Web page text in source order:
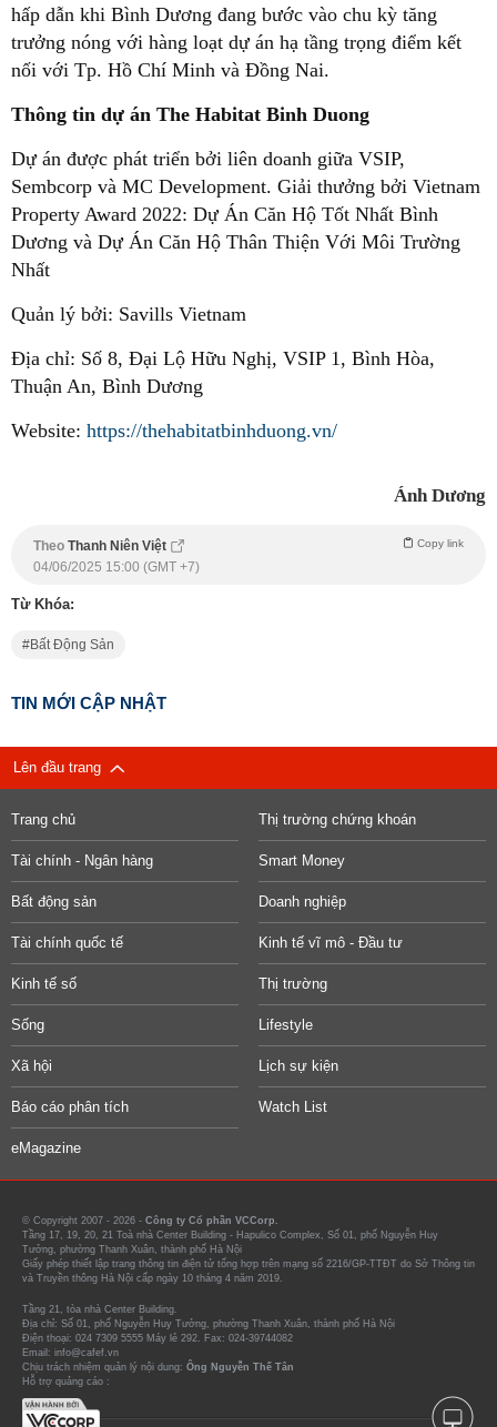
hấp dẫn khi Bình Dương đang bước vào chu kỳ tăng
trưởng nóng với hàng loạt dự án hạ tầng trọng điểm kết
nối với Tp. Hồ Chí Minh và Đồng Nai.
Thông tin dự án The Habitat Binh Duong
Dự án được phát triển bởi liên doanh giữa VSIP,
Sembcorp và MC Development. Giải thưởng bởi Vietnam
Property Award 2022: Dự Án Căn Hộ Tốt Nhất Bình
Dương và Dự Án Căn Hộ Thân Thiện Với Môi Trường
Nhất
Quản lý bởi: Savills Vietnam
Địa chỉ: Số 8, Đại Lộ Hữu Nghị, VSIP 1, Bình Hòa,
Thuận An, Bình Dương
Website: https://thehabitatbinhduong.vn/
Ánh Dương
Theo Thanh Niên Việt Copy link
04/06/2025 15:00 (GMT +7)
Từ Khóa:
Bất Động Sản
TIN MỚI CẬP NHẬT
Lên đầu trang
Trang chủ Thị trường chứng khoán
Tài chính - Ngân hàng Smart Money
Bất động sản Doanh nghiệp
Tài chính quốc tế Kinh tế vĩ mô - Đầu tư
Kinh tế số Thị trường
Sống Lifestyle
Xã hội Lịch sự kiện
Báo cáo phân tích Watch List
eMagazine
© Copyright 2007 - 2026 - Công ty Cổ phần VCCorp.
Tầng 17, 19, 20, 21 Toà nhà Center Building - Hapulico Complex, Số 01, phố Nguyễn Huy
Tưởng, phường Thanh Xuân, thành phố Hà Nội
Giấy phép thiết lập trang thông tin điện tử tổng hợp trên mạng số 2216/GP-TTĐT do Sở Thông tin
và Truyền thông Hà Nội cấp ngày 10 tháng 4 năm 2019.
Tầng 21, tòa nhà Center Building.
Địa chỉ: Số 01, phố Nguyễn Huy Tưởng, phường Thanh Xuân, thành phố Hà Nội
Điện thoại: 024 7309 5555 Máy lẻ 292. Fax: 024-39744082
Email: info@cafef.vn
Chịu trách nhiệm quản lý nội dung: Ông Nguyễn Thế Tân
Hỗ trợ quảng cáo :